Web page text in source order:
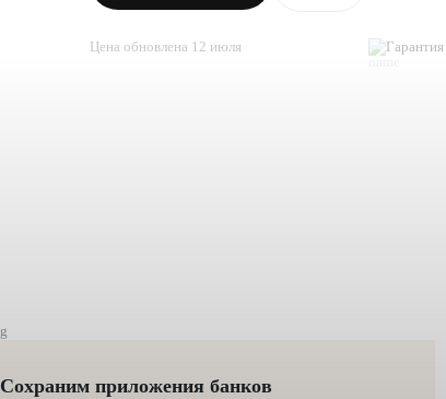
Цена обновлена 12 июля Гарантия
Сохраним приложения банков